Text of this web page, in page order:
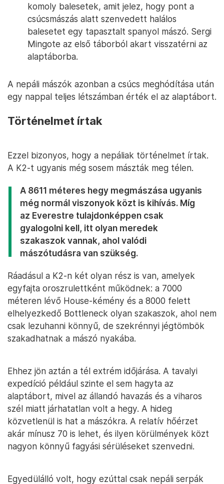
komoly balesetek, amit jelez, hogy pont a
csúcsmászás alatt szenvedett halálos
balesetet egy tapasztalt spanyol mászó. Sergi
Mingote az első táborból akart visszatérni az
alaptáborba.
A nepáli mászók azonban a csúcs meghódítása után
egy nappal teljes létszámban érték el az alaptábort.
Történelmet írtak
Ezzel bizonyos, hogy a nepáliak történelmet írtak.
A K2-t ugyanis még sosem mászták meg télen.
A 8611 méteres hegy megmászása ugyanis
még normál viszonyok közt is kihívás. Míg
az Everestre tulajdonképpen csak
gyalogolni kell, itt olyan meredek
szakaszok vannak, ahol valódi
mászótudásra van szükség.
Ráadásul a K2-n két olyan rész is van, amelyek
egyfajta oroszrulettként működnek: a 7000
méteren lévő House-kémény és a 8000 felett
elhelyezkedő Bottleneck olyan szakaszok, ahol nem
csak lezuhanni könnyű, de szekrénnyi jégtömbök
szakadhatnak a mászó nyakába.
Ehhez jön aztán a tél extrém időjárása. A tavalyi
expedíció például szinte el sem hagyta az
alaptábort, mivel az állandó havazás és a viharos
szél miatt járhatatlan volt a hegy. A hideg
közvetlenül is hat a mászókra. A relatív hőérzet
akár mínusz 70 is lehet, és ilyen körülmények közt
nagyon könnyű fagyási sérüléseket szenvedni.
Egyedülálló volt, hogy ezúttal csak nepáli serpák